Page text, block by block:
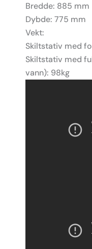
Bredde: 885 mm
Dybde: 775 mm
Vekt:
Skiltstativ med
Skiltstativ med
vann): 98kg